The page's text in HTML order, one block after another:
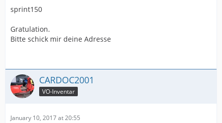
sprint150
Gratulation.
Bitte schick mir deine Adresse
CARDOC2001
VO-Inventar
January 10, 2017 at 20:55